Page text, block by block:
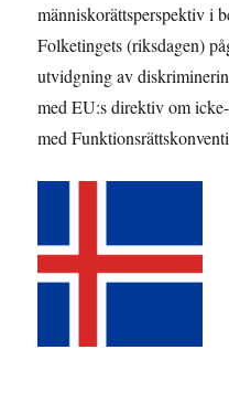
människorättsperspektiv i
Folketingets (riksdagen)
utvidgning av
med EU:s direktiv om
med